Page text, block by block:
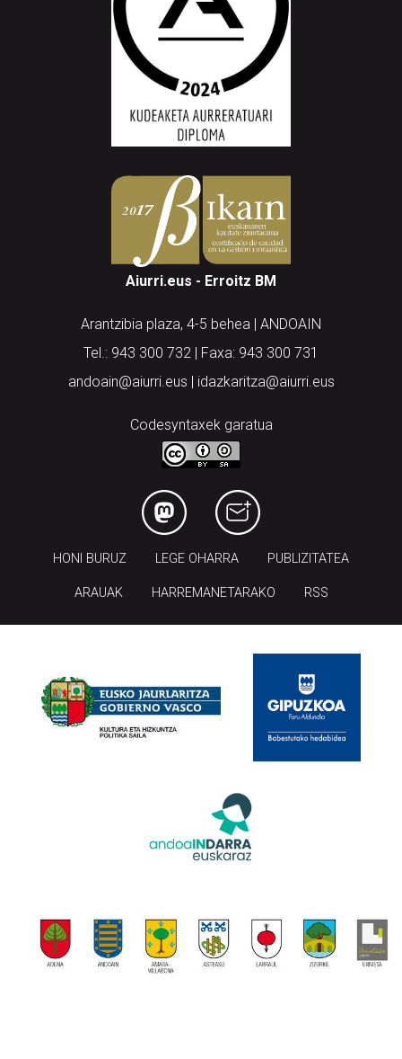
Aiurri.eus - Erroitz BM
Arantzibia plaza, 4-5 behea | ANDOAIN
Tel.: 943 300 732 | Faxa: 943 300 731
andoain@aiurri.eus | idazkaritza@aiurri.eus
Codesyntaxek garatua
HONI BURUZ LEGE OHARRA PUBLIZITATEA
ARAUAK HARREMANETARAKO RSS